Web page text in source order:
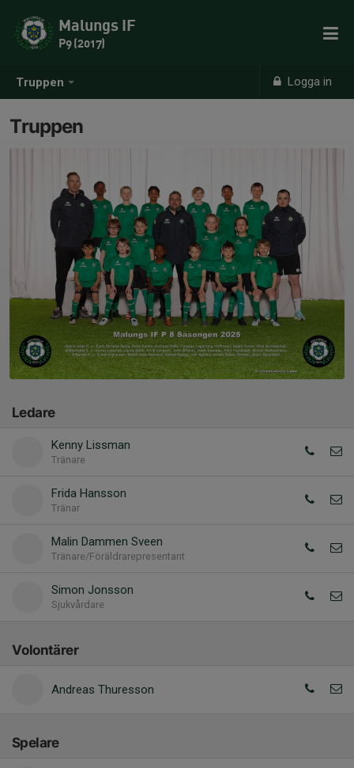
Truppen Logga in
Malungs IF
P9 (2017)
Truppen
Ledare
Kenny Lissman
Tränare
Frida Hansson
Tränar
Malin Dammen Sveen
Tränare/Föräldrarepresentant
Simon Jonsson
Sjukvårdare
Volontärer
Andreas Thuresson
Spelare